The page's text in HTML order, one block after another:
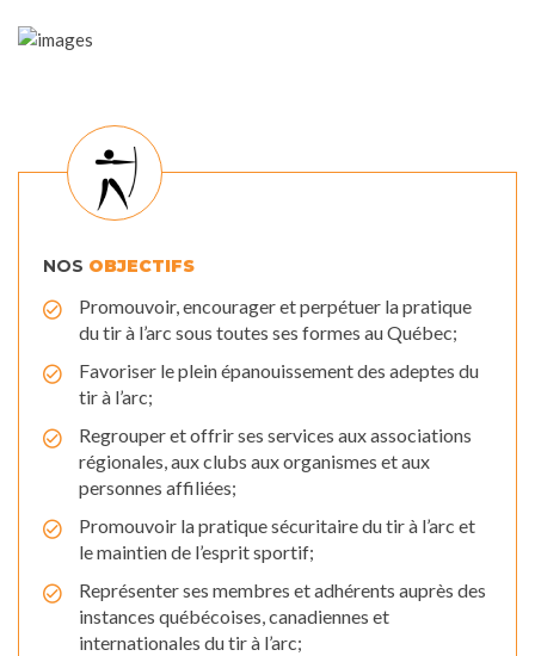
NOS OBJECTIFS
Promouvoir, encourager et perpétuer la pratique
du tir à l’arc sous toutes ses formes au Québec;
Favoriser le plein épanouissement des adeptes du
tir à l’arc;
Regrouper et offrir ses services aux associations
régionales, aux clubs aux organismes et aux
personnes affiliées;
Promouvoir la pratique sécuritaire du tir à l’arc et
le maintien de l’esprit sportif;
Représenter ses membres et adhérents auprès des
instances québécoises, canadiennes et
internationales du tir à l’arc;